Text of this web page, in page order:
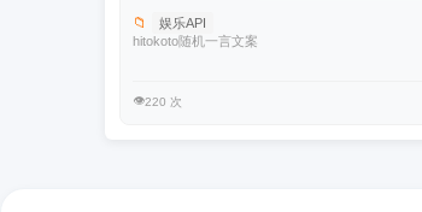
📁
娱乐API
hitokoto随机一言文案
👁️220 次